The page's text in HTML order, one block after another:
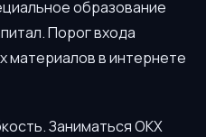
образование
Порог входа
материалов в интернете
Заниматься OKX